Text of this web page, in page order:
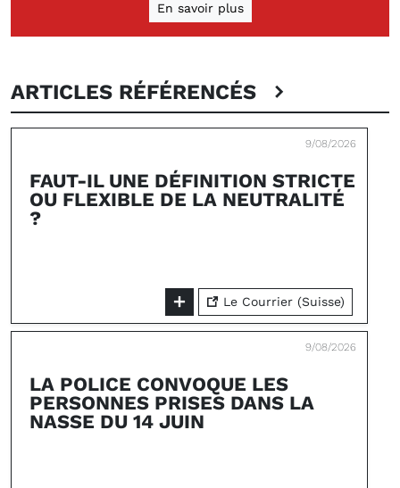
En savoir plus
ARTICLES RÉFÉRENCÉS
9/08/2026
FAUT-IL UNE DÉFINITION STRICTE
OU FLEXIBLE DE LA NEUTRALITÉ
?
Le Courrier (Suisse)
9/08/2026
LA POLICE CONVOQUE LES
PERSONNES PRISES DANS LA
NASSE DU 14 JUIN